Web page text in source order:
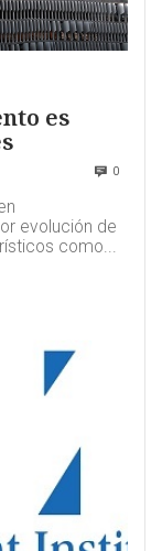
es
0
evolución de
como...